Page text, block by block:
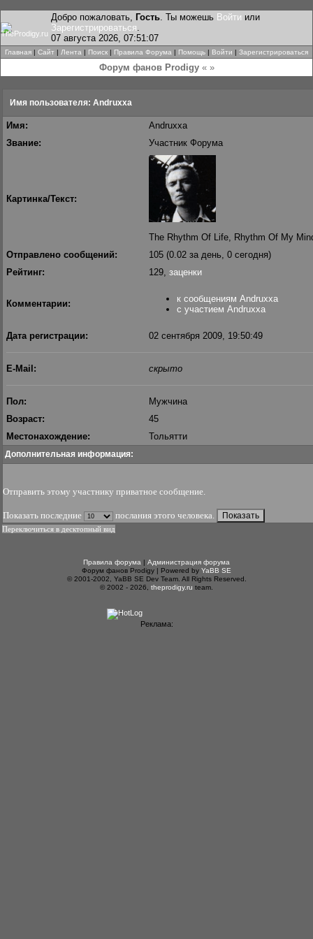
Добро пожаловать, Гость. Ты можешь Войти или
Зарегистрироваться.
07 августа 2026, 07:51:07
Главная | Сайт | Лента | Поиск | Правила Форума | Помощь | Войти | Зарегистрироваться
Форум фанов Prodigy« »
Имя пользователя: Andruxxa
Имя:
Andruxxa
Звание:
Участник Форума
Картинка/Текст:
The Rhythm Of Life, Rhythm Of My
Отправлено сообщений:
105 (0.02 за день, 0 сегодня)
Рейтинг:
129, заценки
Комментарии:
к сообщениям Andruxxa
с участием Andruxxa
Дата регистрации: 02 сентября 2009, 19:50:49
E-Mail: скрыто
Пол:
Мужчина
Возраст:
45
Местонахождение:
Тольятти
Дополнительная информация:
Отправить этому участнику приватное сообщение.
Показать последние послания этого человека.
Переключиться в десктопный вид
Правила форума | Администрация форума
Форум фанов Prodigy | Powered by YaBB SE
© 2001-2002, YaBB SE Dev Team. All Rights Reserved.
© 2002 - 2026, theprodigy.ru team.
Реклама: